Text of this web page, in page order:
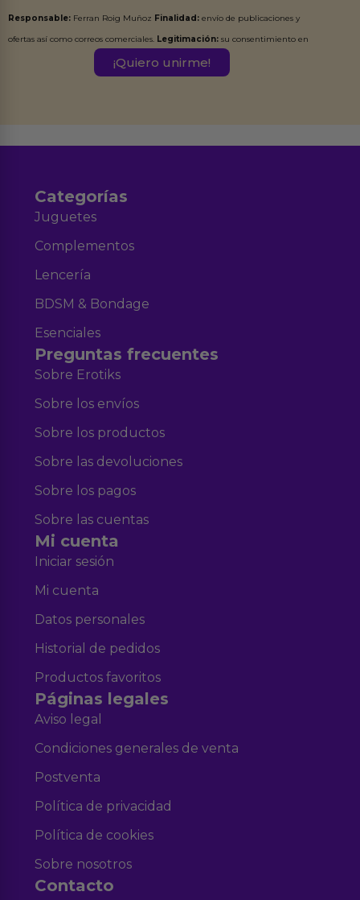
Responsable: Ferran Roig Muñoz Finalidad: envío de publicaciones y
ofertas así como correos comerciales. Legitimación: su consentimiento en
Destinatarios:Ferran Roig Muñoz. Podrás ejercer tus
Categorías
Juguetes
Complementos
Lencería
BDSM & Bondage
Esenciales
Preguntas frecuentes
Sobre Erotiks
Sobre los envíos
Sobre los productos
Sobre las devoluciones
Sobre los pagos
Sobre las cuentas
Mi cuenta
Iniciar sesión
Mi cuenta
Datos personales
Historial de pedidos
Productos favoritos
Páginas legales
Aviso legal
Condiciones generales de venta
Postventa
Política de privacidad
Política de cookies
Sobre nosotros
Contacto